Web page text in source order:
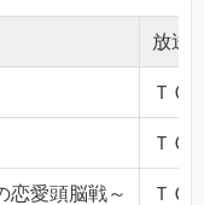
放送
ＴＯ
ＴＯ
恋愛頭脳戦～ ＴＯ